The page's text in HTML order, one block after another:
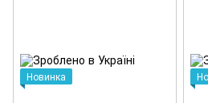
Новинка